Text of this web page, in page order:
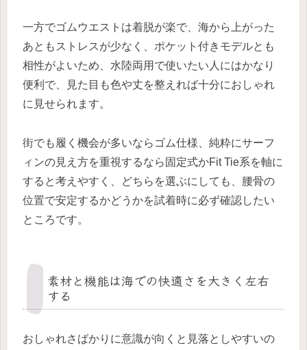
一方でゴムウエストは着脱が楽で、海から上がった
あともストレスが少なく、ポケット付きモデルとも
相性がよいため、水陸両用で使いたい人にはかなり
便利で、見た目も色や丈を整えれば十分におしゃれ
に見せられます。
街でも履く機会が多いならゴム仕様、純粋にサーフ
ィンの見え方を重視するなら固定式かFit Tie系を軸に
すると考えやすく、どちらを選ぶにしても、腰骨の
位置で安定するかどうかを試着時に必ず確認したい
ところです。
素材と機能は海での快適さを大きく左右
する
おしゃれさばかりに意識が向くと見落としやすいの